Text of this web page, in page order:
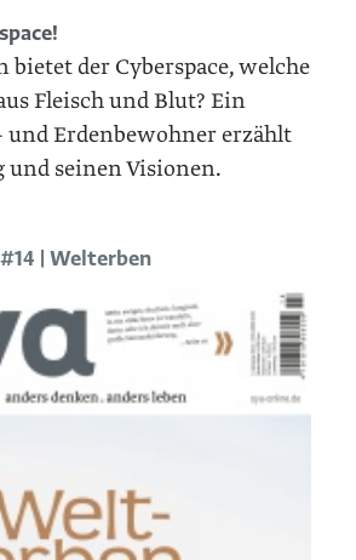
bietet der Cyberspace, welche
Fleisch und Blut? Ein
Erdenbewohner erzählt
und seinen Visionen.
#14 | Welterben